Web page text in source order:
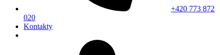
+420 773 872
020
Kontakty